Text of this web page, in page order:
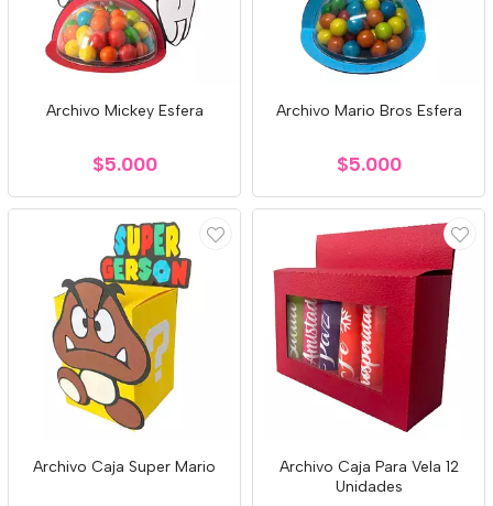
Archivo Mickey Esfera
$5.000
Archivo Mario Bros Esfera
$5.000
Archivo Caja Super Mario
Archivo Caja Para Vela 12
Unidades